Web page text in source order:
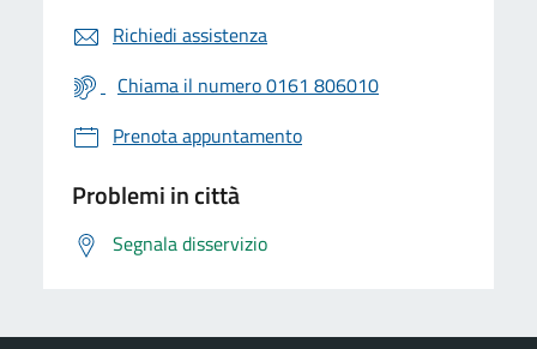
Richiedi assistenza
Chiama il numero 0161 806010
Prenota appuntamento
Problemi in città
Segnala disservizio